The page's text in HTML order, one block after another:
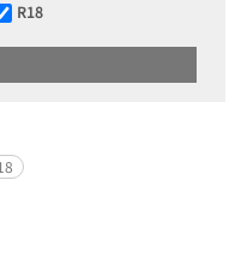
R18